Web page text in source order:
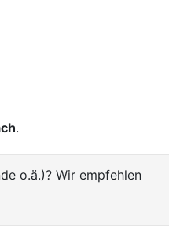
.
o.ä.)? Wir empfehlen